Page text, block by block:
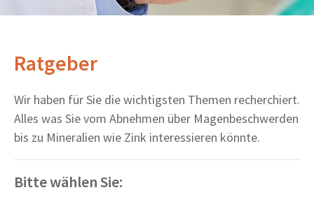
Ratgeber
Wir haben für Sie die wichtigsten Themen recherchiert.
Alles was Sie vom Abnehmen über Magenbeschwerden
bis zu Mineralien wie Zink interessieren könnte.
Bitte wählen Sie: